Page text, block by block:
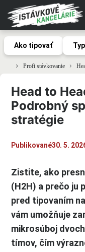
Ako tipovať
Profi stávkovanie
Head to
Podrobný
stratégie
Publikované30. 5.
Zistite, ako
(H2H) a prečo ju
pred tipovaním
vám umožňuje
mikrosúboj
tímov, čím